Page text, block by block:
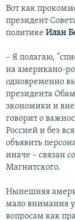
Вот как
президент
политике Илан
– Я полагаю,
на американо-
одновременно
президента
экономики и
говорит о
Россией и без
объявить
иначе – связан
Магнитского.
Нынешняя
мало внимания
вопросам как